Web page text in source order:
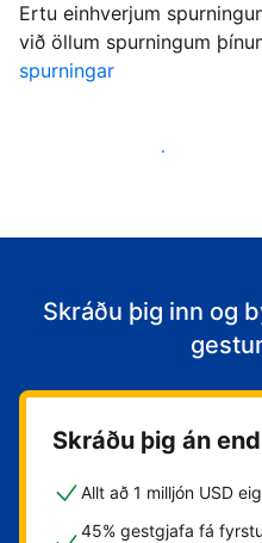
Ertu einhverjum
við öllum spurningum
spurningar
Byrja að taka á móti
Skráðu þig inn og
Skráðu þig án
Allt að 1 milljón USD
45% gestgjafa fá